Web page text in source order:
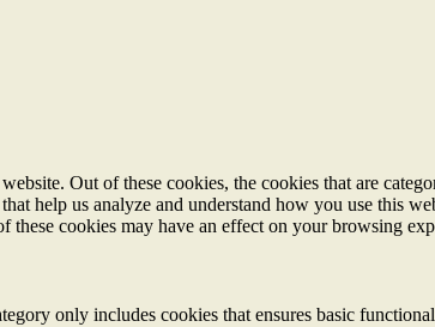
Out of these cookies, the cookies that are
help us analyze and understand how you use this
cookies may have an effect on your browsing
only includes cookies that ensures basic